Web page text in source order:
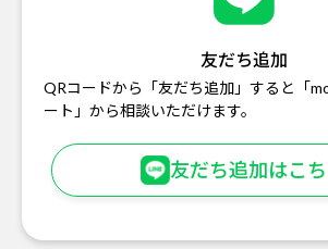
友だち追加
QRコードから「友だち追加」すると「
ート」から相談いただけます。
友だち追加はこ